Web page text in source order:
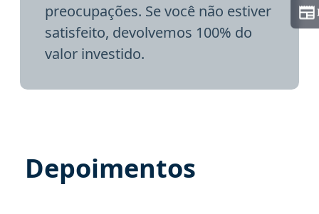
preocupações. Se você não estiver
satisfeito, devolvemos 100% do
valor investido.
Depoimentos